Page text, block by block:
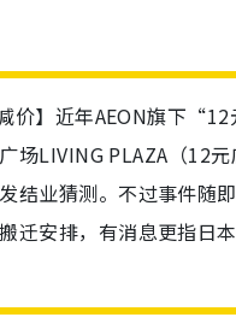
价】近年AEON旗下
场LIVING PLAZA（
结业猜测。不过事件
安排，有消息更指日